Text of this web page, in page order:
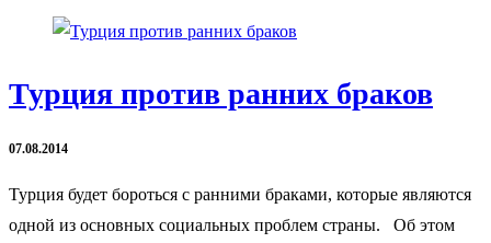
Турция против ранних браков
07.08.2014
Турция будет бороться с ранними браками, которые являются
одной из основных социальных проблем страны. Об этом